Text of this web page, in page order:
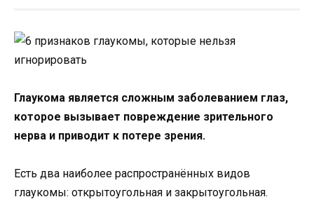
Глаукома является сложным заболеванием глаз,
которое вызывает повреждение зрительного
нерва и приводит к потере зрения.
Есть два наиболее распространённых видов
глаукомы: открытоугольная и закрытоугольная.